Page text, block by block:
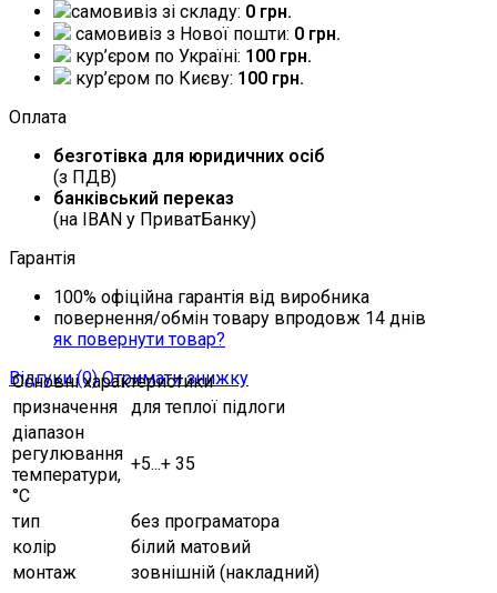
самовивіз зі складу: 0 грн.
самовивіз з Нової пошти: 0 грн.
кур’єром по Україні: 100 грн.
кур’єром по Києву: 100 грн.
Оплата
безготівка для юридичних осіб
(з ПДВ)
банківський переказ
(на IBAN у ПриватБанку)
Гарантія
100% офіційна гарантія від виробника
повернення/обмін товару впродовж 14 днів
як повернути товар?
Відгуки (0) Отримати знижку
Основні характеристики
призначення
для теплої підлоги
діапазон
регулювання
температури,
°C
+5...+ 35
тип
без програматора
колір
білий матовий
монтаж
зовнішній (накладний)